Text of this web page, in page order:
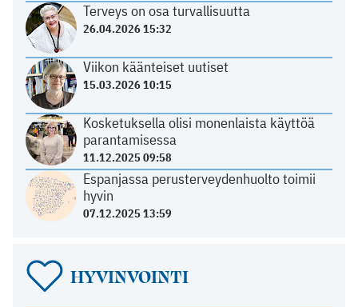
Terveys on osa turvallisuutta
26.04.2026 15:32
Viikon käänteiset uutiset
15.03.2026 10:15
Kosketuksella olisi monenlaista käyttöä
parantamisessa
11.12.2025 09:58
Espanjassa perusterveydenhuolto toimii
hyvin
07.12.2025 13:59
HYVINVOINTI